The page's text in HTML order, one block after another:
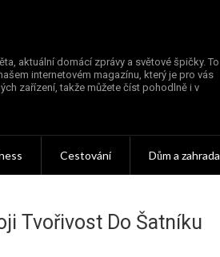
aktuální domácí zprávy a světové špičky. To
internetovém magazínu, který je pro vás
zařízení, takže můžete číst pohodlně i v
Cestování Dům a zahrada
Tvořivost Do Šatníku